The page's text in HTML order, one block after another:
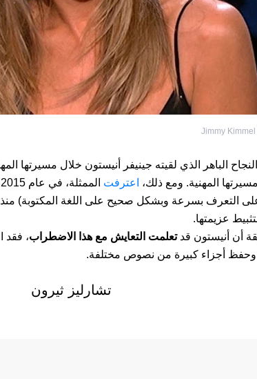
Jimmy
الباهر الذي لقيته جينيفر أنيستون خلال مسيرتها
المهنية. ومع ذلك،
اعترفت
التعرف بسرعة وبشكل صحيح على اللغة المكتوبة) منذ
عزيمتها.
أن أنيستون قدتعلمت التعايش مع هذا الاضطراب، فقد
وحفظ أجزاء كبيرة من نصوص مختلفة.
تشارليز ثيرون